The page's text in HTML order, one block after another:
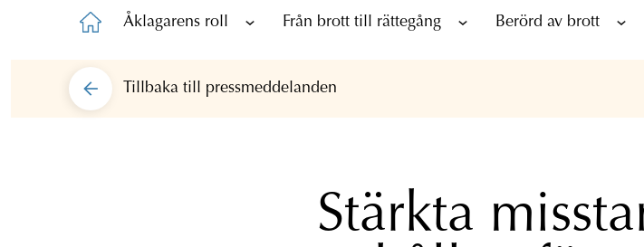
Åklagarens roll Från brott till rättegång Berörd av brott
Tillbaka till pressmeddelanden
Stärkta